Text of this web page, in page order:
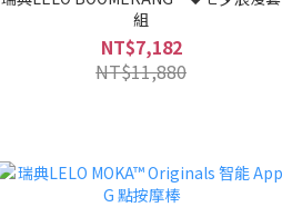
組
NT$7,182
NT$11,880